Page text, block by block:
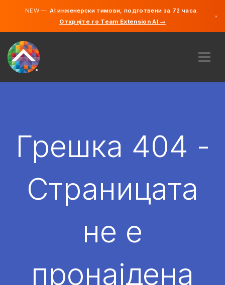
NEW —AI инженерски тимови, подготвени за 72 часа.
Откријте го Team Extension AI →
×
АНГАЖИРАЈ
Грешка 404 -
Страницата
не е
пронајдена